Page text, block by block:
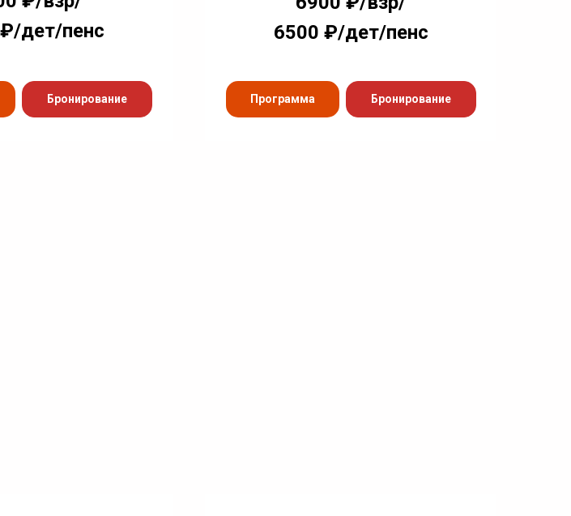
дет/пенс
Бронирование
6500 ₽/дет/пенс
Программа Бронирование